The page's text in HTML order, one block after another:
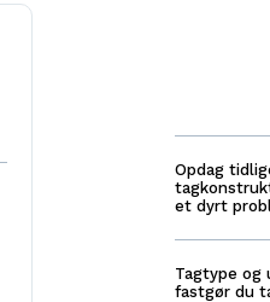
Opdag
et dyrt
Tagtype og
fastgør du